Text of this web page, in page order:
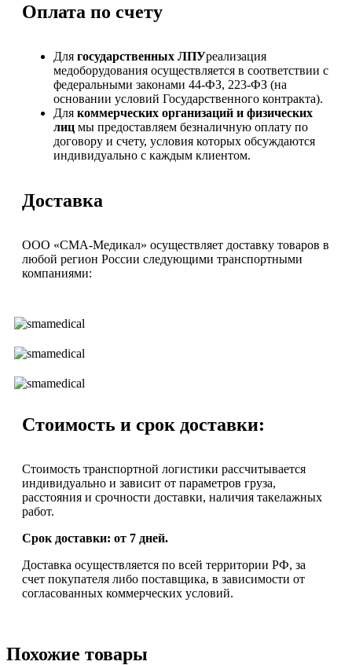
Оплата по счету
Для государственных ЛПУреализация
медоборудования осуществляется в соответствии с
федеральными законами 44-ФЗ, 223-ФЗ (на
основании условий Государственного контракта).
Для коммерческих организаций и физических
лиц мы предоставляем безналичную оплату по
договору и счету, условия которых обсуждаются
индивидуально с каждым клиентом.
Доставка
ООО «СМА-Медикал» осуществляет доставку товаров в
любой регион России следующими транспортными
компаниями:
Стоимость и срок доставки:
Стоимость транспортной логистики рассчитывается
индивидуально и зависит от параметров груза,
расстояния и срочности доставки, наличия такелажных
работ.
Срок доставки: от 7 дней.
Доставка осуществляется по всей территории РФ, за
счет покупателя либо поставщика, в зависимости от
согласованных коммерческих условий.
Похожие товары